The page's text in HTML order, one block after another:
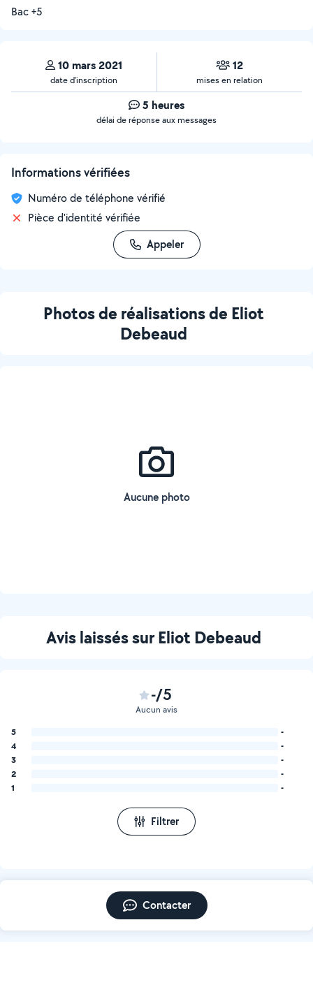
Bac +5
10 mars 2021
date d’inscription
12
mises en relation
5 heures
délai de réponse aux messages
Informations vérifiées
Numéro de téléphone vérifié
Pièce d'identité vérifiée
Appeler
Photos de réalisations de Eliot
Debeaud
Aucune photo
Avis laissés sur Eliot Debeaud
-/5
Aucun avis
5
-
4
-
3
-
2
-
1
-
Filtrer
Contacter